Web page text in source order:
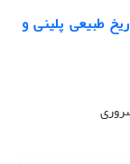
طبیعی پلینی و